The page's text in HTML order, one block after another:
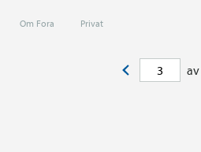
Om Fora Privat
av